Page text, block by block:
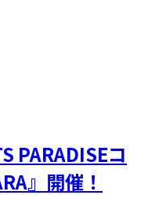
PARADISEコ
』開催！